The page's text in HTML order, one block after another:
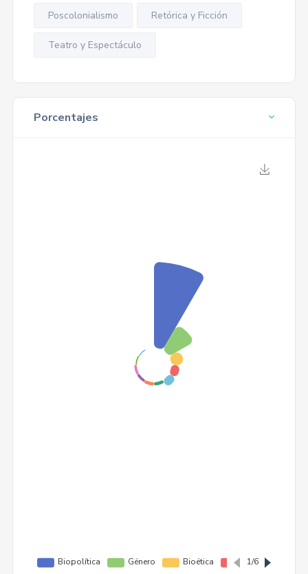
Poscolonialismo Retórica y Ficción
Teatro y Espectáculo
Porcentajes